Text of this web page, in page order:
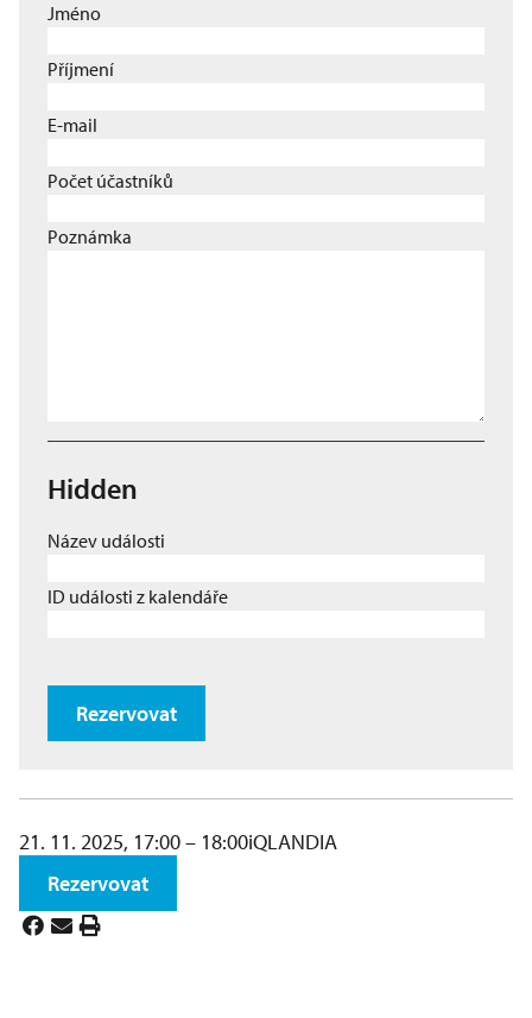
Jméno
Příjmení
E-mail
Počet účastníků
Poznámka
Hidden
Název události
ID události z kalendáře
Rezervovat
21. 11. 2025, 17:00 – 18:00iQLANDIA
Rezervovat